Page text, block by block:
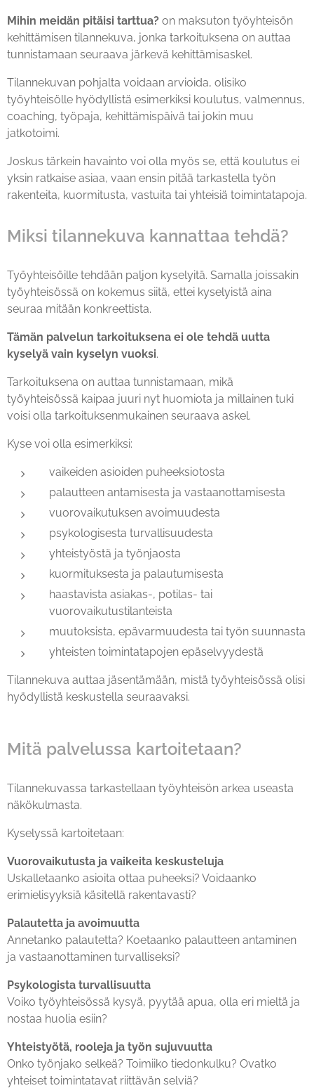
Mihin meidän pitäisi tarttua? on maksuton työyhteisön
kehittämisen tilannekuva, jonka tarkoituksena on auttaa
tunnistamaan seuraava järkevä kehittämisaskel.
Tilannekuvan pohjalta voidaan arvioida, olisiko
työyhteisölle hyödyllistä esimerkiksi koulutus, valmennus,
coaching, työpaja, kehittämispäivä tai jokin muu
jatkotoimi.
Joskus tärkein havainto voi olla myös se, että koulutus ei
yksin ratkaise asiaa, vaan ensin pitää tarkastella työn
rakenteita, kuormitusta, vastuita tai yhteisiä toimintatapoja.
Miksi tilannekuva kannattaa tehdä?
Työyhteisöille tehdään paljon kyselyitä. Samalla joissakin
työyhteisössä on kokemus siitä, ettei kyselyistä aina
seuraa mitään konkreettista.
Tämän palvelun tarkoituksena ei ole tehdä uutta
kyselyä vain kyselyn vuoksi.
Tarkoituksena on auttaa tunnistamaan, mikä
työyhteisössä kaipaa juuri nyt huomiota ja millainen tuki
voisi olla tarkoituksenmukainen seuraava askel.
Kyse voi olla esimerkiksi:
vaikeiden asioiden puheeksiotosta
palautteen antamisesta ja vastaanottamisesta
vuorovaikutuksen avoimuudesta
psykologisesta turvallisuudesta
yhteistyöstä ja työnjaosta
kuormituksesta ja palautumisesta
haastavista asiakas-, potilas- tai
vuorovaikutustilanteista
muutoksista, epävarmuudesta tai työn suunnasta
yhteisten toimintatapojen epäselvyydestä
Tilannekuva auttaa jäsentämään, mistä työyhteisössä olisi
hyödyllistä keskustella seuraavaksi.
Mitä palvelussa kartoitetaan?
Tilannekuvassa tarkastellaan työyhteisön arkea useasta
näkökulmasta.
Kyselyssä kartoitetaan:
Vuorovaikutusta ja vaikeita keskusteluja
Uskalletaanko asioita ottaa puheeksi? Voidaanko
erimielisyyksiä käsitellä rakentavasti?
Palautetta ja avoimuutta
Annetanko palautetta? Koetaanko palautteen antaminen
ja vastaanottaminen turvalliseksi?
Psykologista turvallisuutta
Voiko työyhteisössä kysyä, pyytää apua, olla eri mieltä ja
nostaa huolia esiin?
Yhteistyötä, rooleja ja työn sujuvuutta
Onko työnjako selkeä? Toimiiko tiedonkulku? Ovatko
yhteiset toimintatavat riittävän selviä?